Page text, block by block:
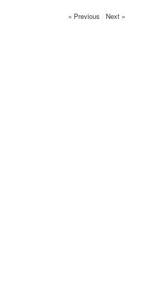
« Previous / Next »